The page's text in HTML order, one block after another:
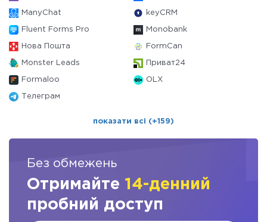
ManyChat keyCRM
Fluent Forms Pro Monobank
Нова Пошта FormCan
Monster Leads Приват24
Formaloo OLX
Телеграм
показати всі (+159)
Без обмежень
Отримайте 14-денний
пробний доступ